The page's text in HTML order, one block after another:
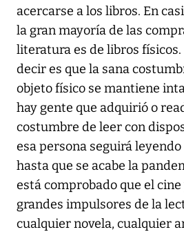
acercarse a los libros. En
la gran mayoría de las
literatura es de libros físicos.
decir es que la sana
objeto físico se mantiene
hay gente que adquirió o
costumbre de leer con
esa persona seguirá
hasta que se acabe la
está comprobado que el
grandes impulsores de la
cualquier novela, cualquier